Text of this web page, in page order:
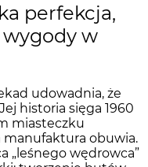
perfekcja,
w
udowadnia, że
historia sięga 1960
miasteczku
manufaktura obuwia.
„leśnego wędrowca”